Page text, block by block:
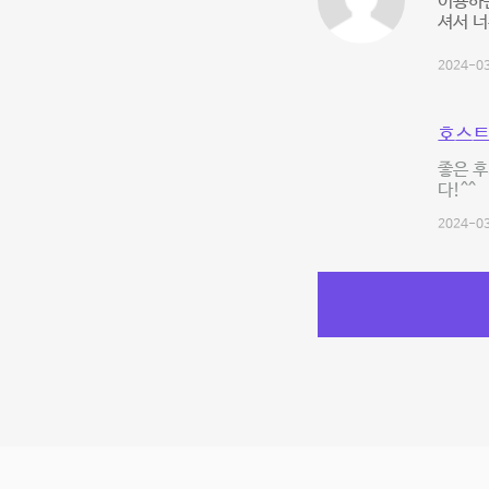
셔서
2024-
호스
좋은
다!^^
2024-